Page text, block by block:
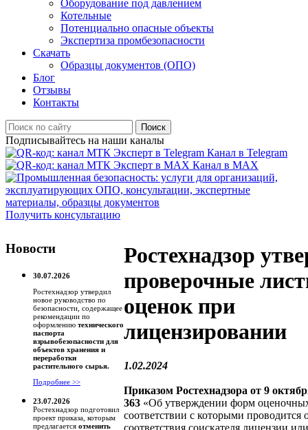
Оборудование под давлением
Котельные
Потенциально опасные объекты
Экспертиза промбезопасности
Скачать
Образцы документов (ОПО)
Блог
Отзывы
Контакты
Поиск
Подписывайтесь на наши каналы
Канал в Telegram
Канал в MAX
Получить консультацию
Новости
30.07.2026
Ростехнадзор утвердил
новое руководство по
безопасности, содержащее
рекомендации по
оформлению технического
паспорта
взрывобезопасности для
объектов хранения и
переработки
растительного сырья.
Подробнее >>
23.07.2026
Ростехнадзор подготовил
проект приказа, которым
предлагается отменить
Ростехнадзор
проверочные
оценок при
лицензировании
1.02.2024
Приказом Ростехнадзора от 9
363 «Об утверждении форм
соответствии с которыми проводится
соответствия соискателя лицензии